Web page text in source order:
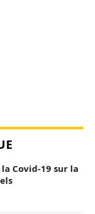
Covid-19 sur la